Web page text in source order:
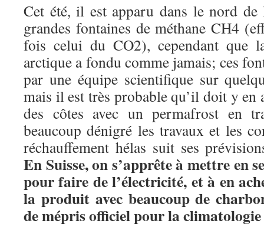
Cet été, il est apparu dans le nord
grandes fontaines de méthane CH4
fois celui du CO2), cependant que
arctique a fondu comme jamais; ces
par une équipe scientifique sur
mais il est très probable qu’il doit y en
des côtes avec un permafrost en
beaucoup dénigré les travaux et les
réchauffement hélas suit ses
En Suisse, on s’apprête à mettre en
pour faire de l’électricité, et à en
la produit avec beaucoup de
de mépris officiel pour la